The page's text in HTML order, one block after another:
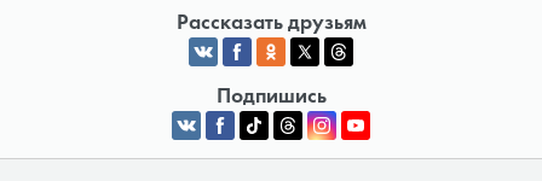
Рассказать друзьям
Подпишись